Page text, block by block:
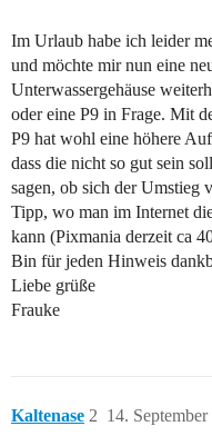
Im Urlaub habe ich leider
und möchte mir nun eine
Unterwassergehäuse
oder eine P9 in Frage. Mit
P9 hat wohl eine höhere
dass die nicht so gut sein
sagen, ob sich der Umstieg
Tipp, wo man im Internet
kann (Pixmania derzeit ca
Bin für jeden Hinweis
Liebe grüße
Frauke
Kaltenase 14.
2